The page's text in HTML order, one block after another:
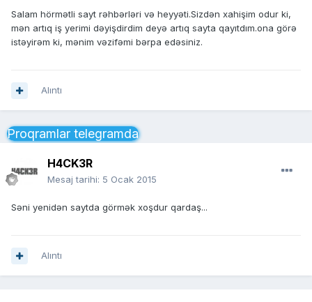
Salam hörmətli sayt rəhbərləri və heyyəti.Sizdən xahişim odur ki,
mən artıq iş yerimi dəyişdirdim deyə artıq sayta qayıtdım.ona görə
istəyirəm ki, mənim vəzifəmi bərpa edəsiniz.
Alıntı
Proqramlar telegramda
H4CK3R
Mesaj tarihi: 5 Ocak 2015
Səni yenidən saytda görmək xoşdur qardaş...
Alıntı